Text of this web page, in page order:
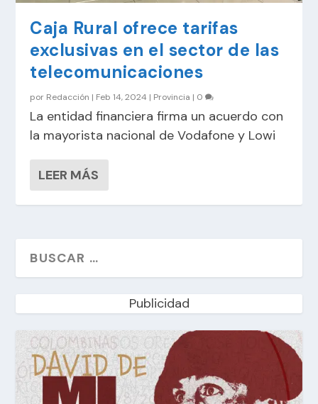
Caja Rural ofrece tarifas
exclusivas en el sector de las
telecomunicaciones
por Redacción | Feb 14, 2024 | Provincia | 0
La entidad financiera firma un acuerdo con
la mayorista nacional de Vodafone y Lowi
LEER MÁS
Publicidad